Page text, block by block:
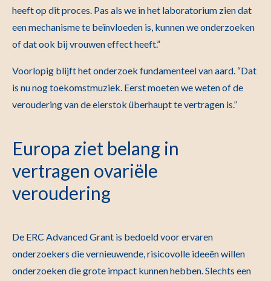
heeft op dit proces. Pas als we in het laboratorium zien dat
een mechanisme te beïnvloeden is, kunnen we onderzoeken
of dat ook bij vrouwen effect heeft.”
Voorlopig blijft het onderzoek fundamenteel van aard. “Dat
is nu nog toekomstmuziek. Eerst moeten we weten of de
veroudering van de eierstok überhaupt te vertragen is.”
Europa ziet belang in
vertragen ovariële
veroudering
De ERC Advanced Grant is bedoeld voor ervaren
onderzoekers die vernieuwende, risicovolle ideeën willen
onderzoeken die grote impact kunnen hebben. Slechts een